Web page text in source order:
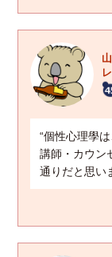
“個性心理學
講師・カウン
通りだと思い